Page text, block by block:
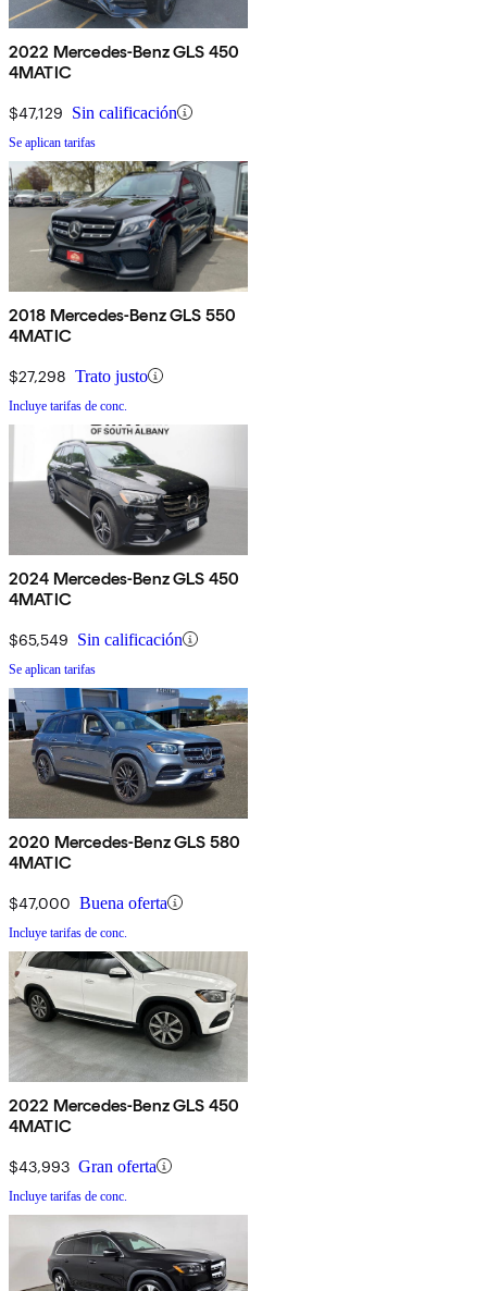
2022 Mercedes-Benz GLS 450
4MATIC
$47,129 Sin calificación
Se aplican tarifas
2018 Mercedes-Benz GLS 550
4MATIC
$27,298 Trato justo
Incluye tarifas de conc.
2024 Mercedes-Benz GLS 450
4MATIC
$65,549 Sin calificación
Se aplican tarifas
2020 Mercedes-Benz GLS 580
4MATIC
$47,000 Buena oferta
Incluye tarifas de conc.
2022 Mercedes-Benz GLS 450
4MATIC
$43,993 Gran oferta
Incluye tarifas de conc.